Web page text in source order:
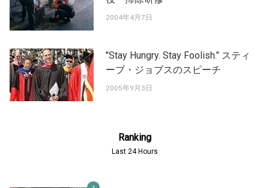
2004年4月7日
"Stay Hungry. Stay Foolish." スティ
ーブ・ジョブスのスピーチ
2005年9月3日
Ranking
Last 24 Hours